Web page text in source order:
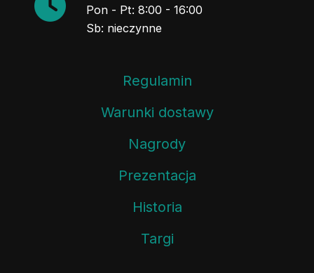
Pon - Pt: 8:00 - 16:00
Sb: nieczynne
Regulamin
Warunki dostawy
Nagrody
Prezentacja
Historia
Targi